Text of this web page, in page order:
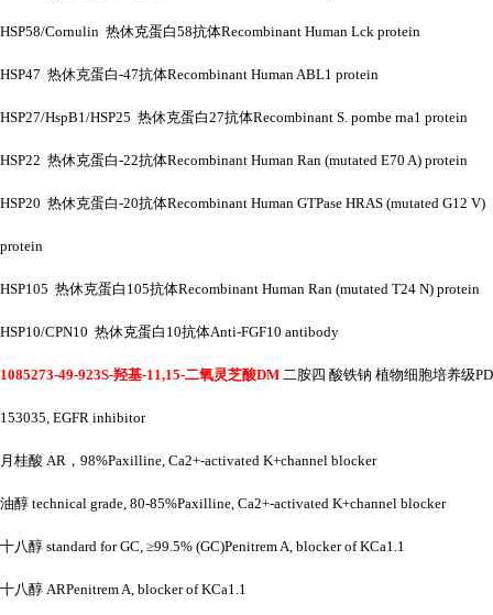
HSP58/Cornulin 热休克蛋白58抗体Recombinant Human Lck protein
HSP47 热休克蛋白-47抗体Recombinant Human ABL1 protein
HSP27/HspB1/HSP25 热休克蛋白27抗体Recombinant S. pombe rna1 protein
HSP22 热休克蛋白-22抗体Recombinant Human Ran (mutated E70 A) protein
HSP20 热休克蛋白-20抗体Recombinant Human GTPase HRAS (mutated G12 V)
protein
HSP105 热休克蛋白105抗体Recombinant Human Ran (mutated T24 N) protein
HSP10/CPN10 热休克蛋白10抗体Anti-FGF10 antibody
1085273-49-923S-羟基-11,15-二氧灵芝酸DM 二胺四 酸铁钠 植物细胞培养级PD
153035, EGFR inhibitor
月桂酸 AR，98%Paxilline, Ca2+-activated K+channel blocker
油醇 technical grade, 80-85%Paxilline, Ca2+-activated K+channel blocker
十八醇 standard for GC, ≥99.5% (GC)Penitrem A, blocker of KCa1.1
十八醇 ARPenitrem A, blocker of KCa1.1